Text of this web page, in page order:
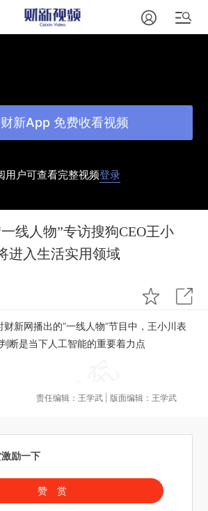
用户可查看完整视频登录
新App 免费收看视频
一线人物”专访搜狗CEO王小
进入生活实用领域
财新网播出的“一线人物”节目中，王小川表
断是当下人工智能的重要着力点
责任编辑：王学武 | 版面编辑：王学武
励一下
赞 赏